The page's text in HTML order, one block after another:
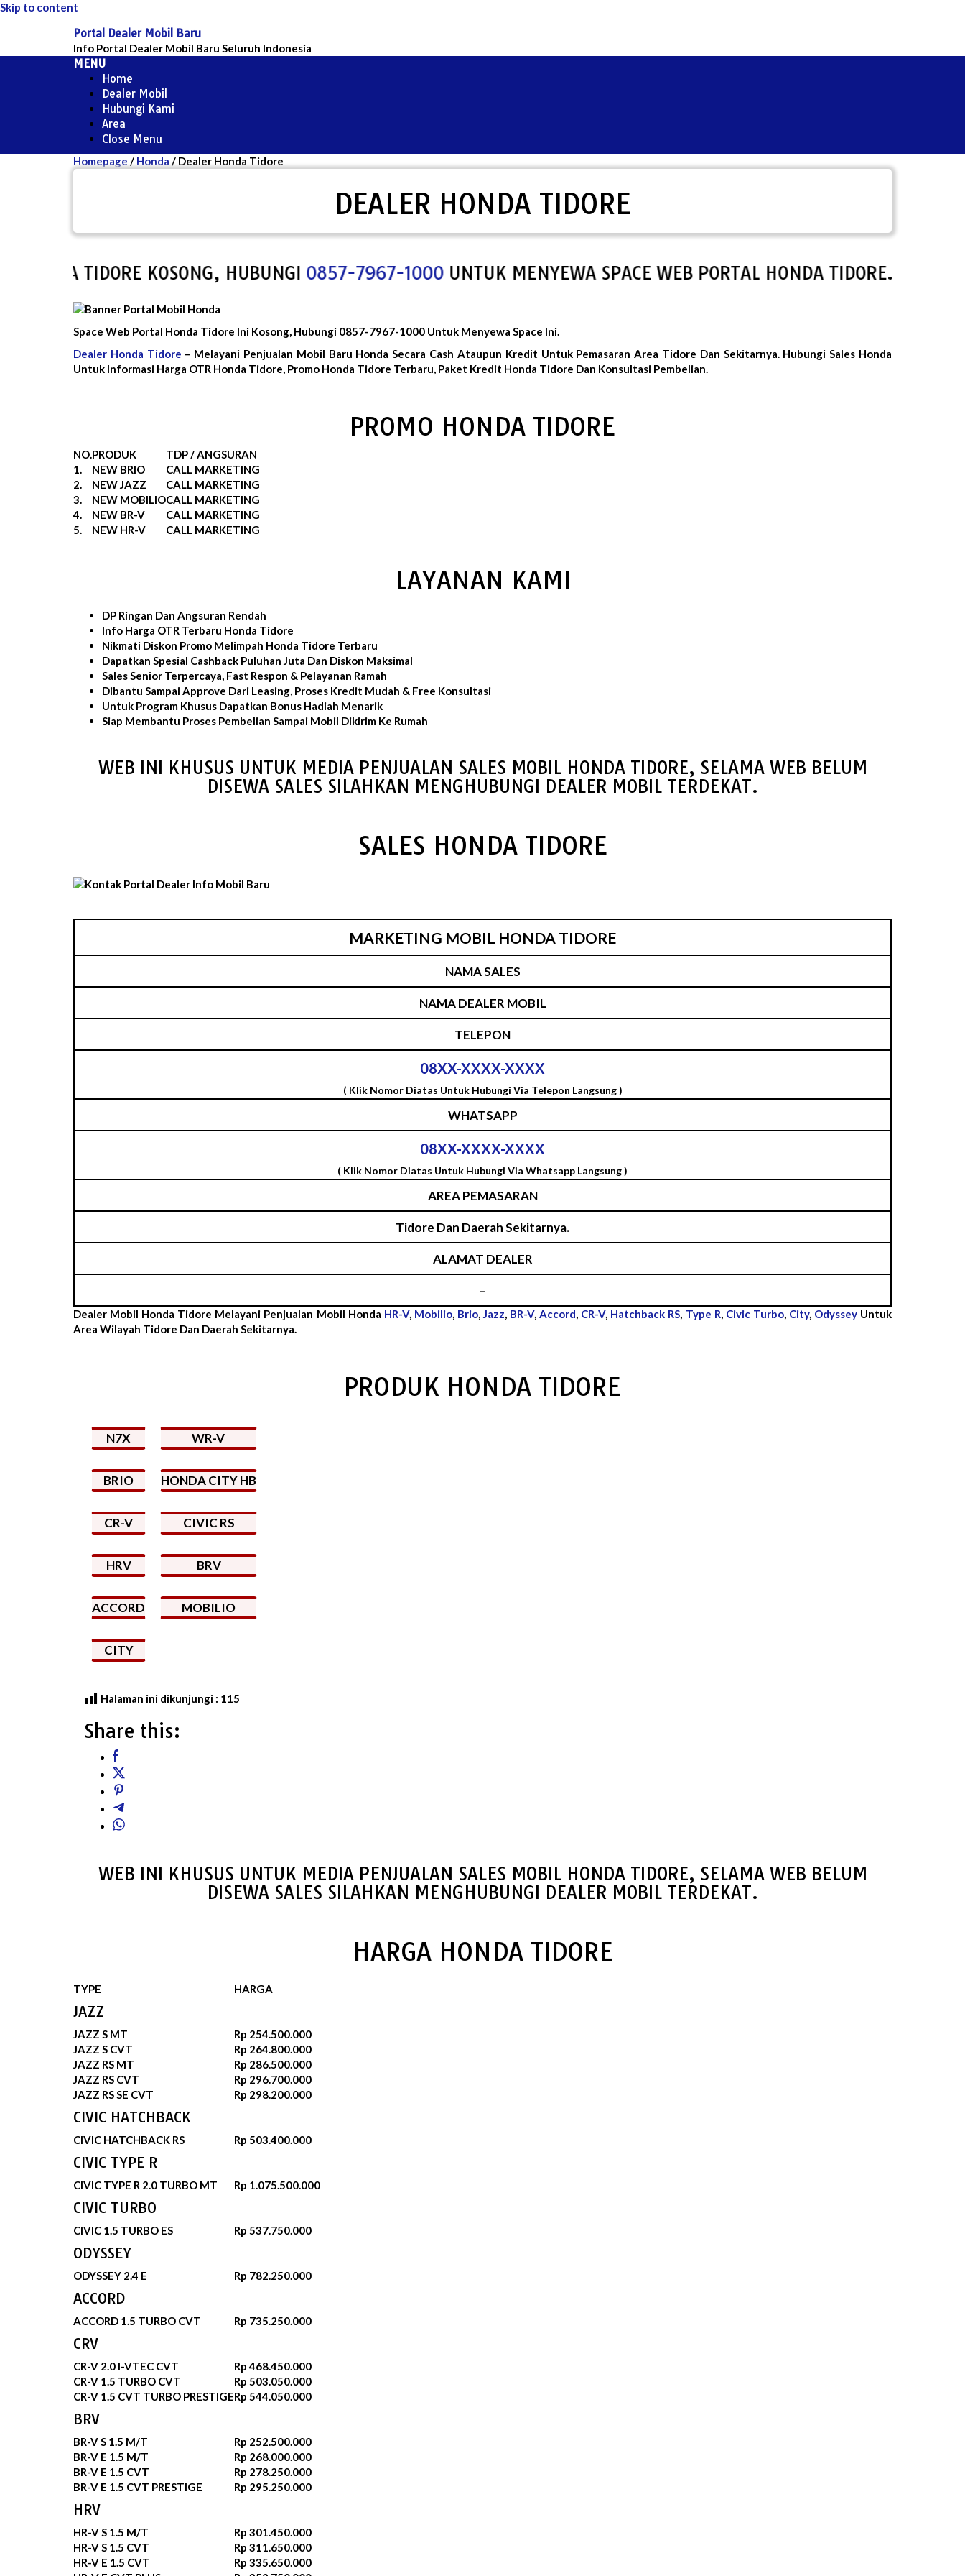
Skip to content
Portal Dealer Mobil Baru
Info Portal Dealer Mobil Baru Seluruh Indonesia
MENU
Home
Dealer Mobil
Hubungi Kami
Area
Close Menu
Homepage / Honda / Dealer Honda Tidore
DEALER HONDA TIDORE
HONDA TIDORE KOSONG, HUBUNGI0857-7967-1000UNTUK MENYEWA SPACE WEB PORTAL HONDA TIDORE.
Space Web Portal Honda Tidore Ini Kosong, Hubungi 0857-7967-1000 Untuk Menyewa Space Ini.
Dealer Honda Tidore – Melayani Penjualan Mobil Baru Honda Secara Cash Ataupun Kredit Untuk Pemasaran Area Tidore Dan Sekitarnya. Hubungi Sales Honda
Untuk Informasi Harga OTR Honda Tidore, Promo Honda Tidore Terbaru, Paket Kredit Honda Tidore Dan Konsultasi Pembelian.
PROMO HONDA TIDORE
NO.PRODUK
TDP / ANGSURAN
1.
NEW BRIO
CALL MARKETING
2.
NEW JAZZ
CALL MARKETING
3.
NEW MOBILIOCALL MARKETING
4.
NEW BR-V
CALL MARKETING
5.
NEW HR-V CALL MARKETING
LAYANAN KAMI
DP Ringan Dan Angsuran Rendah
Info Harga OTR Terbaru Honda Tidore
Nikmati Diskon Promo Melimpah Honda Tidore Terbaru
Dapatkan Spesial Cashback Puluhan Juta Dan Diskon Maksimal
Sales Senior Terpercaya, Fast Respon & Pelayanan Ramah
Dibantu Sampai Approve Dari Leasing, Proses Kredit Mudah & Free Konsultasi
Untuk Program Khusus Dapatkan Bonus Hadiah Menarik
Siap Membantu Proses Pembelian Sampai Mobil Dikirim Ke Rumah
WEB INI KHUSUS UNTUK MEDIA PENJUALAN SALES MOBIL HONDA TIDORE, SELAMA WEB BELUM
DISEWA SALES SILAHKAN MENGHUBUNGI DEALER MOBIL TERDEKAT.
SALES HONDA TIDORE
MARKETING MOBIL HONDA TIDORE
NAMA SALES
NAMA DEALER MOBIL
TELEPON
08XX-XXXX-XXXX
( Klik Nomor Diatas Untuk Hubungi Via Telepon Langsung )
WHATSAPP
08XX-XXXX-XXXX
( Klik Nomor Diatas Untuk Hubungi Via Whatsapp Langsung )
AREA PEMASARAN
Tidore Dan Daerah Sekitarnya.
ALAMAT DEALER
–
Dealer Mobil Honda Tidore Melayani Penjualan Mobil Honda HR-V, Mobilio, Brio, Jazz, BR-V,Accord, CR-V, Hatchback RS, Type R, Civic Turbo, City, Odyssey Untuk
Area Wilayah Tidore Dan Daerah Sekitarnya.
PRODUK HONDA TIDORE
N7X WR-V
BRIO HONDA CITY HB
CR-V CIVIC RS
HRV BRV
ACCORD MOBILIO
CITY
Halaman ini dikunjungi : 115
Share this:
WEB INI KHUSUS UNTUK MEDIA PENJUALAN SALES MOBIL HONDA TIDORE, SELAMA WEB BELUM
DISEWA SALES SILAHKAN MENGHUBUNGI DEALER MOBIL TERDEKAT.
HARGA HONDA TIDORE
TYPE HARGA
JAZZ
JAZZ S MT
Rp 254.500.000
JAZZ S CVT
Rp 264.800.000
JAZZ RS MT
Rp 286.500.000
JAZZ RS CVT
Rp 296.700.000
JAZZ RS SE CVT
Rp 298.200.000
CIVIC HATCHBACK
CIVIC HATCHBACK RS Rp 503.400.000
CIVIC TYPE R
CIVIC TYPE R 2.0 TURBO MT Rp 1.075.500.000
CIVIC TURBO
CIVIC 1.5 TURBO ES Rp 537.750.000
ODYSSEY
ODYSSEY 2.4 E Rp 782.250.000
ACCORD
ACCORD 1.5 TURBO CVT Rp 735.250.000
CRV
CR-V 2.0 I-VTEC CVT
Rp 468.450.000
CR-V 1.5 TURBO CVT
Rp 503.050.000
CR-V 1.5 CVT TURBO PRESTIGERp 544.050.000
BRV
BR-V S 1.5 M/T
Rp 252.500.000
BR-V E 1.5 M/T
Rp 268.000.000
BR-V E 1.5 CVT
Rp 278.250.000
BR-V E 1.5 CVT PRESTIGE
Rp 295.250.000
HRV
HR-V S 1.5 M/T
Rp 301.450.000
HR-V S 1.5 CVT
Rp 311.650.000
HR-V E 1.5 CVT
Rp 335.650.000